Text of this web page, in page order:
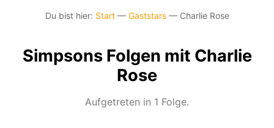
Du bist hier: Start— Gaststars— Charlie Rose
Simpsons Folgen mit Charlie
Rose
Aufgetreten in 1 Folge.